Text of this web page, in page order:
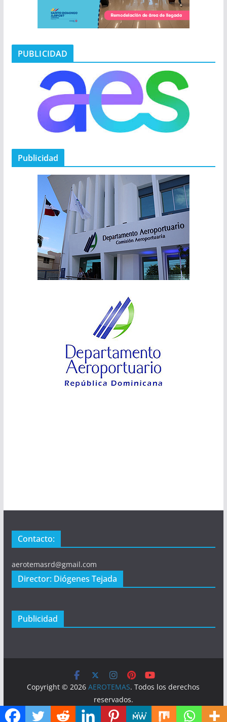
PUBLICIDAD
Publicidad
Contacto:
aerotemasrd@gmail.com
Director: Diógenes Tejada
Publicidad
Copyright © 2026AEROTEMAS. Todos los derechos
reservados.
Tema:ColorMag por ThemeGrill. Funciona con WordPress.